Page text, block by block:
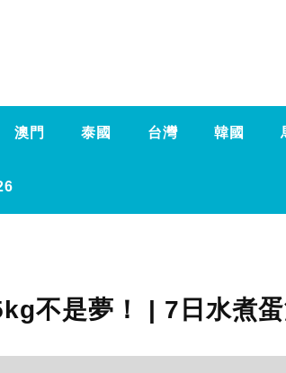
澳門 泰國 台灣 韓國
不是夢！ | 7日水煮